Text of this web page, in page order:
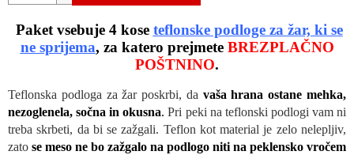
O
Paket vsebuje 4 kose teflonske podloge za žar, ki se
ne sprijema, za katero prejmete BREZPLAČNO
POŠTNINO.
Teflonska podloga za žar poskrbi, da vaša hrana ostane mehka,
nezoglenela, sočna in okusna. Pri peki na teflonski podlogi vam ni
treba skrbeti, da bi se zažgali. Teflon kot material je zelo nelepljiv,
zato se meso ne bo zažgalo na podlogo niti na peklensko vročem